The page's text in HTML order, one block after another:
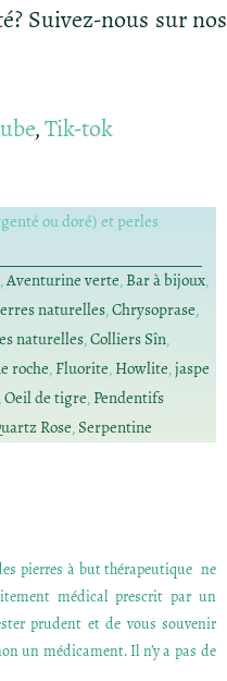
Suivez-nous sur nos
,Tik-tok
ou doré) et perles
,Aventurine verte,Bar à bijoux,
naturelles,Chrysoprase,
naturelles,Colliers Sîn,
roche,Fluorite,Howlite,jaspe
,Oeil de tigre,Pendentifs
Rose,Serpentine
pierres à but thérapeutique ne
médical prescrit par un
prudent et de vous souvenir
un médicament. Il n’y a pas de